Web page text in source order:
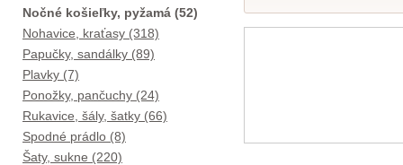
Nočné košieľky, pyžamá (52)
Nohavice, kraťasy (318)
Papučky, sandálky (89)
Plavky (7)
Ponožky, pančuchy (24)
Rukavice, šály, šatky (66)
Spodné prádlo (8)
Šaty, sukne (220)